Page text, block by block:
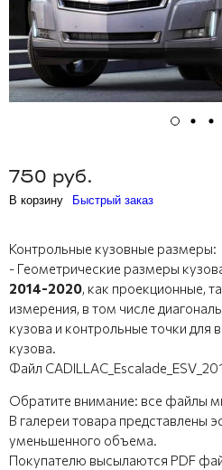
750 руб.
В корзину Быстрый заказ
Контрольные кузовные размеры:
- Геометрические размеры
2014-2020, как проекционные,
измерения, в том числе
кузова и контрольные точки для
кузова.
Файл
Обратите внимание: все файлы
В галереи товара представлены
уменьшенного объема.
Покупателю высылаются PDF